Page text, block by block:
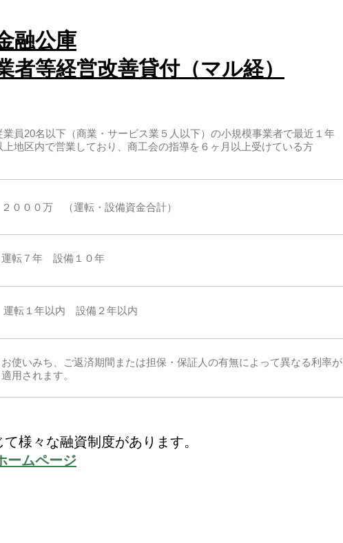
融公庫
者等経営改善貸付（マル経）
業員20名以下（商業・サービス業５人以下）の小規模事業者で最近１年
上地区内で営業しており、商工会の指導を６ヶ月以上受けている方
２０００万 （運転・設備資金合計）
運転７年 設備１０年
運転１年以内 設備２年以内
お使いみち、ご返済期間または担保・保証人の有無によって異なる利率が
適用されます。
様々な融資制度があります。
ームページ